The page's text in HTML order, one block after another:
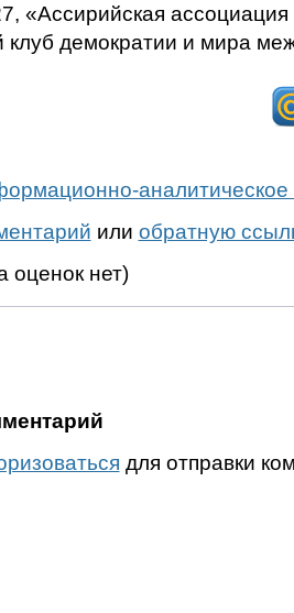
«Ассирийская
демократии и мира
аналитическое
или обратную
оценок нет)
для отправки